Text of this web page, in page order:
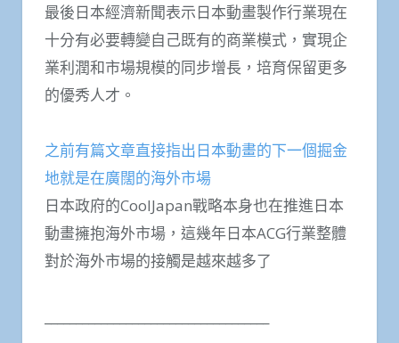
最後日本經濟新聞表示日本動畫製作行業現在
十分有必要轉變自己既有的商業模式，實現企
業利潤和市場規模的同步增長，培育保留更多
的優秀人才。
之前有篇文章直接指出日本動畫的下一個掘金
地就是在廣闊的海外市場
日本政府的CoolJapan戰略本身也在推進日本
動畫擁抱海外市場，這幾年日本ACG行業整體
對於海外市場的接觸是越來越多了